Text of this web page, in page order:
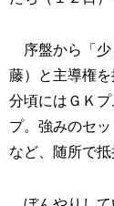
序盤から「少
藤）と主導権
分頃にはＧＫ
プ。強みのセ
など、随所で抵